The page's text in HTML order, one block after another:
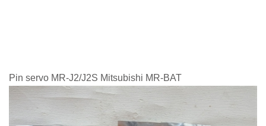
Pin servo MR-J2/J2S Mitsubishi MR-BAT